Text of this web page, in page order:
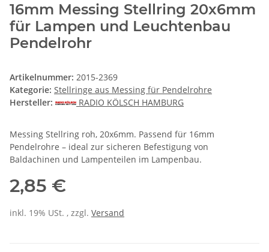
16mm Messing Stellring 20x6mm
für Lampen und Leuchtenbau
Pendelrohr
Artikelnummer: 2015-2369
Kategorie: Stellringe aus Messing für Pendelrohre
Hersteller:
RADIO KÖLSCH HAMBURG
Messing Stellring roh, 20x6mm. Passend für 16mm
Pendelrohre – ideal zur sicheren Befestigung von
Baldachinen und Lampenteilen im Lampenbau.
2,85 €
inkl. 19% USt. , zzgl. Versand